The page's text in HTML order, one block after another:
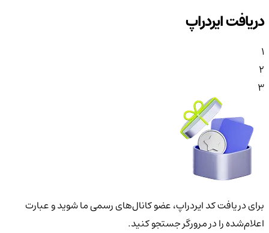
دریافت ایردراپ
3
برای دریافت کد ایردراپ، عضو کانال‌های رسمی ما شوید و عبارت
اعلام‌شده را در مرورگر جستجو کنید.